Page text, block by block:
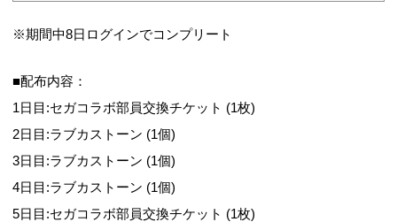
※期間中8日ログインでコンプリート
■配布内容：
1日目:セガコラボ部員交換チケット (1枚)
2日目:ラブカストーン (1個)
3日目:ラブカストーン (1個)
4日目:ラブカストーン (1個)
5日目:セガコラボ部員交換チケット (1枚)